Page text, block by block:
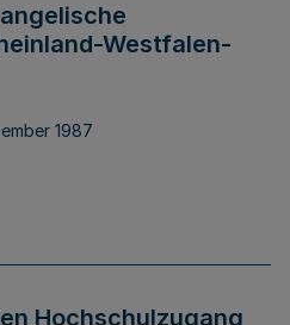
Westfalen-
1987
Hochschulzugang